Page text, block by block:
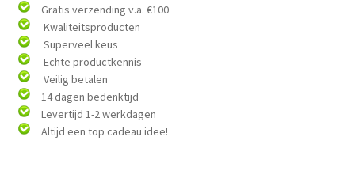
Gratis verzending v.a. €100
Kwaliteitsproducten
Superveel keus
Echte productkennis
Veilig betalen
14 dagen bedenktijd
Levertijd 1-2 werkdagen
Altijd een top cadeau idee!